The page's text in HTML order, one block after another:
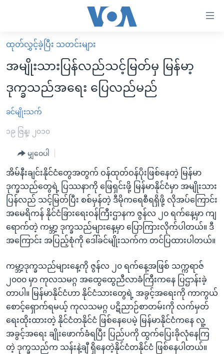
လွယ်ကူ
စေ
Link
များ
ပင်မ
ကျော်
ကြည့်
ရန်
ပင်မ
အ
ညွန်း
သို့
ကျော်
ကြည့်
ရန်
ရှာဖွေ
ရန်
နေရာ
မူလစာမျက်နှာ
မြန်မာ
ကမ္ဘာ့သတင်းများ
နိုင်ငံတကာ
အမေရိကန်
အစ္စရေး-ပါလက်စတိုင်း
ဗွီဒီယို
သတင်းလွတ်လပ်ခွင့်
အင်္ဂလိပ်စာလေ့လာမယ်
အမေရိကန်သုံးအီဒီယံ
မကြေးမုံရဲ့ အင်္ဂလိပ်စာ
ရုပ်ရှင်ထဲက အင်္ဂလိပ်စာ
သုတပဒေသာ အင်္ဂလိပ်စာ
အပတ်စဉ်ကဏ္ဍများ
ရေဒီယို
တီဗွီ
ရေဒီယိုနှင့်ရုပ်သံ အချက်အလက်များ
ရေဒီယို/တီဗွီအစီအစဉ်
Learning English
ဗွီအိုအေ လူမှုကွန်ယက်များ
ဘာသာစကားများ
ထုတ်လွှင့်ခဲ့ပြီး သတင်းများ
အမျိုးသားပြန်လည်သင့်မြတ်မှ မြန်မာ့
ဒုက္ခသည်အရေး ပြေလည်မည်
ခင်မျိုးသက်
၁၉ ဇြန္၊ ၂၀၁၀
မျှဝေပါ
အိမ်နီးချင်းနိုင်ငံတွေအတွက် ဝန်ထုတ်ဝန်ပိုးဖြစ်နေတဲ့ မြန်မာ
ဒုက္ခသည်တွေရဲ့ ပြဿနာကို ဖြေရှင်းဖို့ မြန်မာနိုင်ငံမှာ အမျိုးသား
ပြန်လည် သင့်မြတ်ပြီး စစ်မှန်တဲ့ ဒီမိုကရေစီရရှိဖို့ လိုအပ်ကြောင်း
အမေရိကန် နိုင်ငံခြားရေးဝန်ကြီးဌာနက ဇွန်လ ၂၀ ရက်နေ့မှာ ကျ
ရောက်တဲ့ ကမ္ဘာ့ ဒုက္ခသည်များနေ့မှာ ပြောကြားလိုက်ပါတယ်။ ဒီ
အကြောင်း အပြည့်စုံကို ဒေါ်ခင်မျိုးသက်က တင်ပြထားပါတယ်။
ကမ္ဘာ့ဒုက္ခသည်များနေ့ကို ဇွန်လ ၂၀ ရက်နေ့အဖြစ် သက္ကရာဇ်
၂၀၀၀ မှာ ကုလသမဂ္ဂ အထွေထွေညီလာခံကြီးကနေ ပြဌာန်းခဲ့
တာပါ။ မြန်မာနိုင်ငံဟာ နိုင်ငံသားတွေရဲ့ အခွင့်အရေးကို ကာကွယ်
စောင့်ရှောက်ရမယ့် ကုလသမဂ္ဂ ပဋိညာဉ်စာတမ်းကို လက်မှတ်
ရေးထိုးထားတဲ့ နိုင်ငံတနိုင်ငံ ဖြစ်နေပေမဲ့ မြန်မာနိုင်ငံကနေ လူ့
အခွင့်အရေး ချိုးဖောက်ခံရပြီး ပြည်ပကို ထွက်ပြေးခိုလုံနေကြ
တဲ့ ဒုက္ခသည်က သန်းနဲ့ချီ ရှိနေတဲ့နိုင်ငံတနိုင်ငံ ဖြစ်နေပါတယ်။